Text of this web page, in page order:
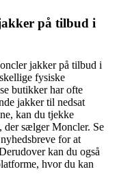
på tilbud i
jakker på tilbud i
fysiske
butikker har ofte
jakker til nedsat
kan du tjekke
der sælger Moncler. Se
for at
kan du også
hvor du kan